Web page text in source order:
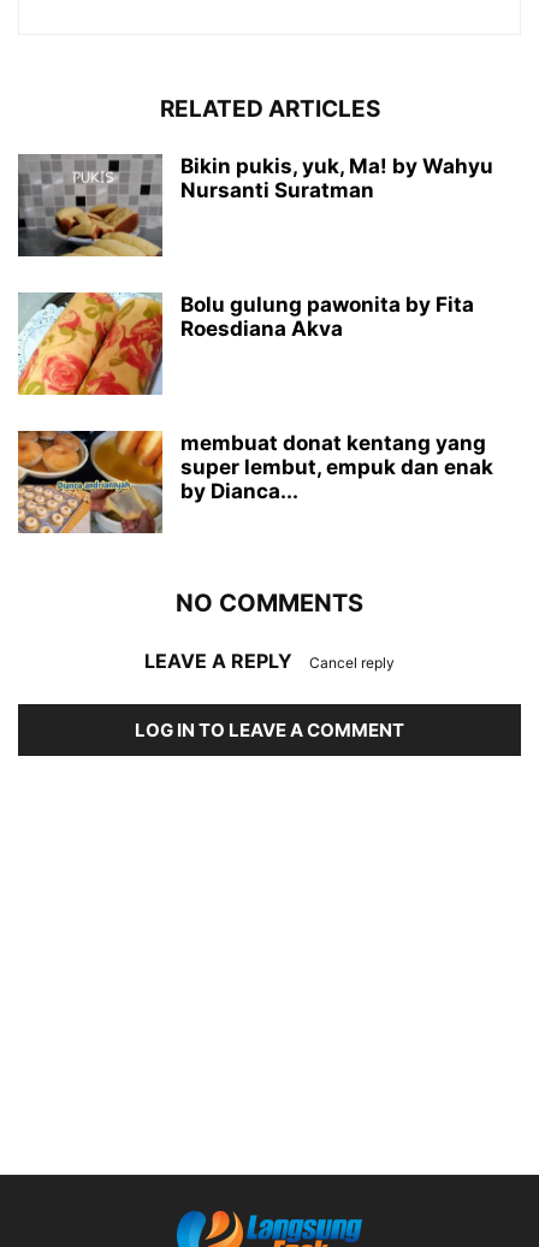
RELATED ARTICLES
Bikin pukis, yuk, Ma! by Wahyu
Nursanti Suratman
Bolu gulung pawonita by Fita
Roesdiana Akva
membuat donat kentang yang
super lembut, empuk dan enak
by Dianca...
NO COMMENTS
LEAVE A REPLY Cancel reply
LOG IN TO LEAVE A COMMENT